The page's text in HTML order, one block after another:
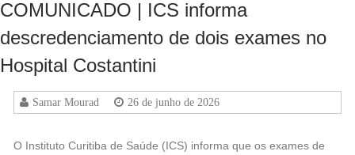
COMUNICADO | ICS informa
descredenciamento de dois exames no
Hospital Costantini
Samar Mourad 26 de junho de 2026
O Instituto Curitiba de Saúde (ICS) informa que os exames de